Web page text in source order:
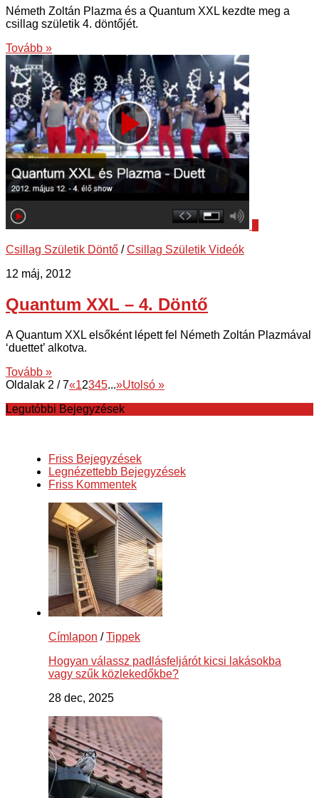
Németh Zoltán Plazma és a Quantum XXL kezdte meg a
csillag születik 4. döntőjét.
Tovább »
Csillag Születik Döntő /Csillag Születik Videók
12 máj, 2012
Quantum XXL – 4. Döntő
A Quantum XXL elsőként lépett fel Németh Zoltán Plazmával
‘duettet’ alkotva.
Tovább »
Oldalak 2 / 7«12345...»Utolsó »
Legutóbbi Bejegyzések
Friss Bejegyzések
Legnézettebb Bejegyzések
Friss Kommentek
Címlapon /Tippek
Hogyan válassz padlásfeljárót kicsi lakásokba
vagy szűk közlekedőkbe?
28 dec, 2025